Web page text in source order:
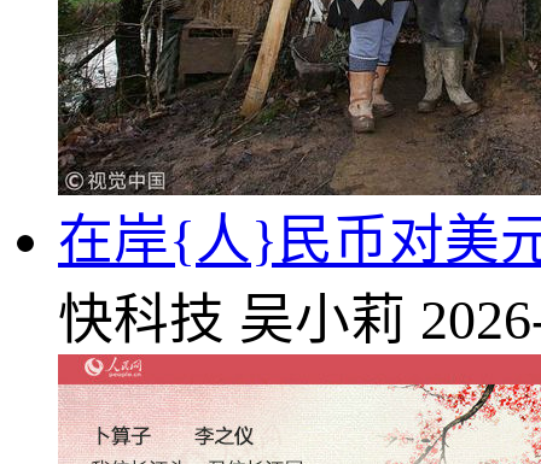
在岸{人}民币对美
快科技 吴小莉